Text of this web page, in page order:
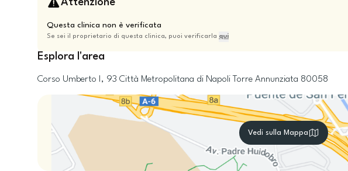
Questa clinica non è verificata
Se sei il proprietario di questa clinica, puoi verificarla qui
Esplora l'area
Corso Umberto I, 93 Città Metropolitana di Napoli Torre Annunziata 80058
Vedi sulla Mappa